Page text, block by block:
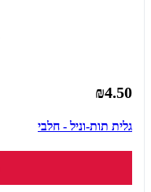
₪4.50
גלית תות-וניל - חלבי